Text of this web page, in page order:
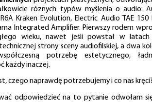
różnych typów myślenia o audio:
Kraken Evolution, Electric Audio TAE 150
Integrated Amplifier. Pierwszy rodem
wieku, nawet jeśli powstał w latach
strony sceny audiofilskiej, a dwa
potrzebę estetycznego,
każdy inaczej.
czego naprawdę potrzebujemy i co nas
odpowiedzieć na to pytanie odwołam